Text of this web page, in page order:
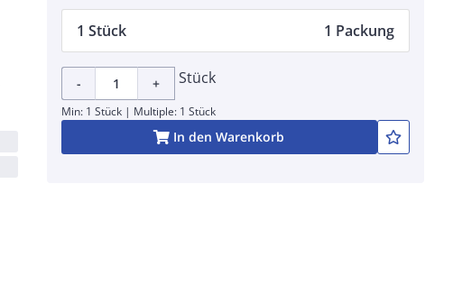
1 Stück 1 Packung
- + Stück
Min: 1 Stück | Multiple: 1 Stück
In den Warenkorb